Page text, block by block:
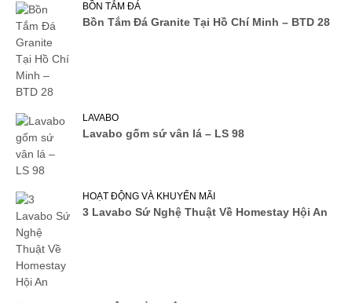
BỒN TẮM ĐÁ
Bồn Tắm Đá Granite Tại Hồ Chí Minh – BTD 28
LAVABO
Lavabo gốm sứ vân lá – LS 98
HOẠT ĐỘNG VÀ KHUYẾN MÃI
3 Lavabo Sứ Nghệ Thuật Về Homestay Hội An